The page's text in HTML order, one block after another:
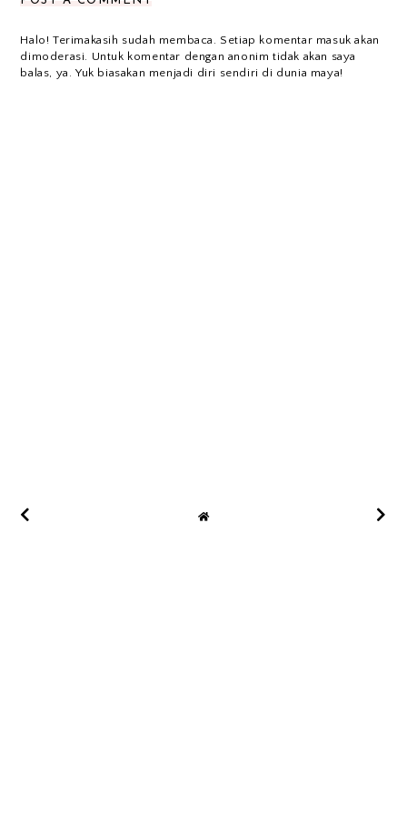
Halo! Terimakasih sudah membaca. Setiap komentar masuk akan
dimoderasi. Untuk komentar dengan anonim tidak akan saya
balas, ya. Yuk biasakan menjadi diri sendiri di dunia maya!